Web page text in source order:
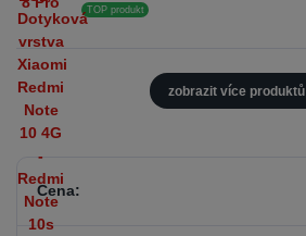
TOP produkt
zobrazit více produktů
Cena: